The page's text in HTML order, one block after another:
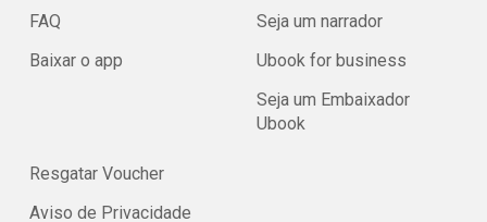
FAQ
Baixar o app
Seja um narrador
Ubook for business
Seja um Embaixador
Ubook
Resgatar Voucher
Aviso de Privacidade